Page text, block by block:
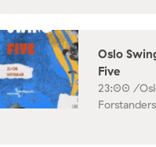
Oslo
Five
23:00 /